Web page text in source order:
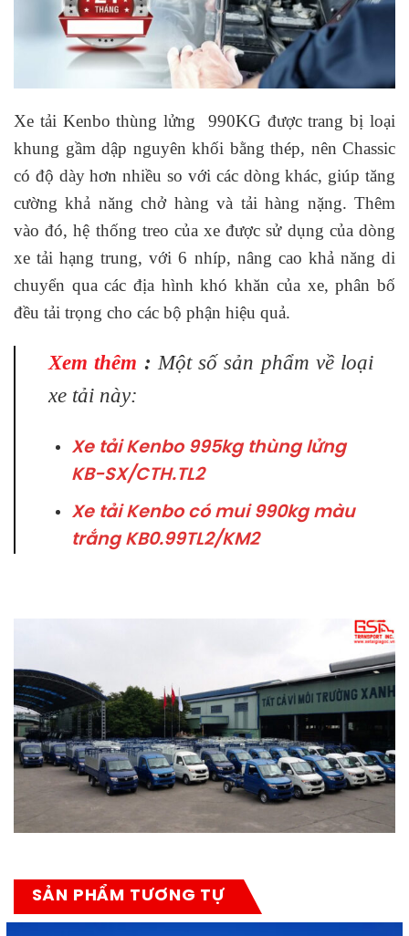
Xe tải Kenbo thùng lửng 990KG được trang bị loại
khung gầm dập nguyên khối bằng thép, nên Chassic
có độ dày hơn nhiều so với các dòng khác, giúp tăng
cường khả năng chở hàng và tải hàng nặng. Thêm
vào đó, hệ thống treo của xe được sử dụng của dòng
xe tải hạng trung, với 6 nhíp, nâng cao khả năng di
chuyển qua các địa hình khó khăn của xe, phân bố
đều tải trọng cho các bộ phận hiệu quả.
Xem thêm : Một số sản phẩm về loại
xe tải này:
Xe tải Kenbo 995kg thùng lửng
KB-SX/CTH.TL2
Xe tải Kenbo có mui 990kg màu
trắng KB0.99TL2/KM2
SẢN PHẨM TƯƠNG TỰ